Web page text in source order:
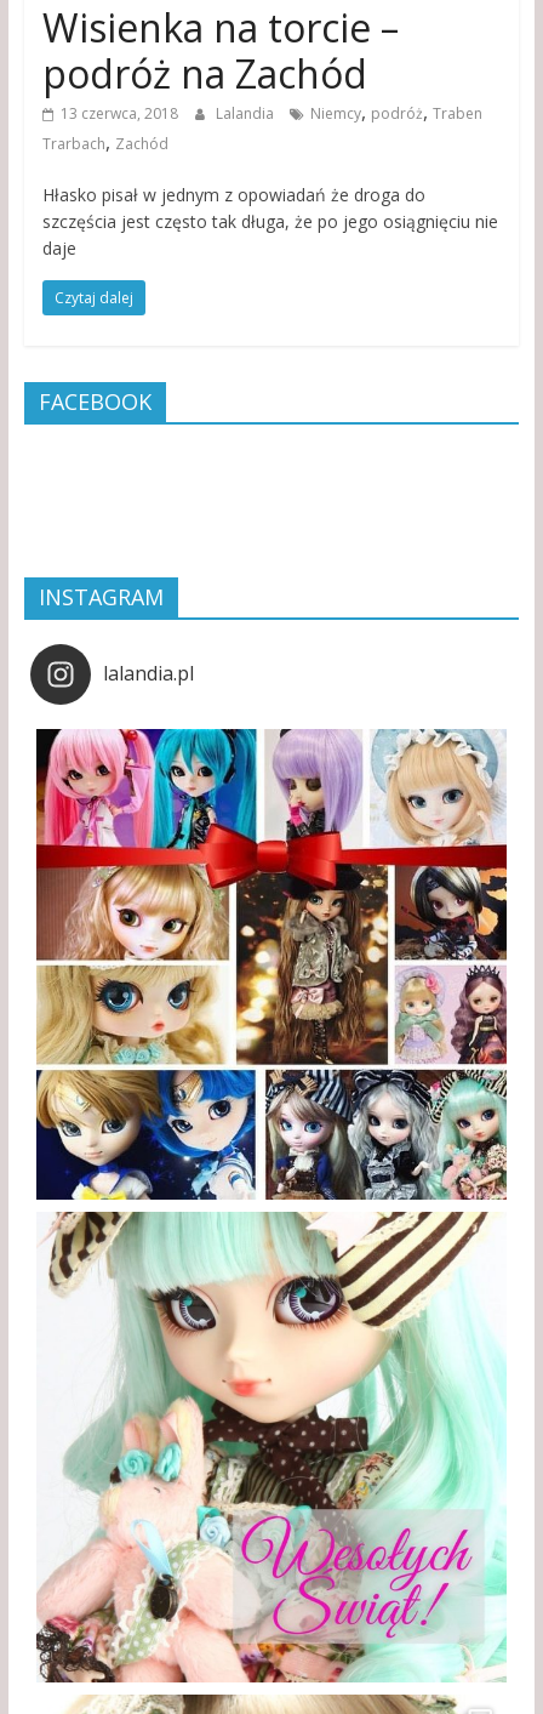
Wisienka na torcie –
podróż na Zachód
13 czerwca, 2018 Lalandia Niemcy, podróż, Traben
Trarbach, Zachód
Hłasko pisał w jednym z opowiadań że droga do
szczęścia jest często tak długa, że po jego osiągnięciu nie
daje
Czytaj dalej
FACEBOOK
INSTAGRAM
lalandia.pl